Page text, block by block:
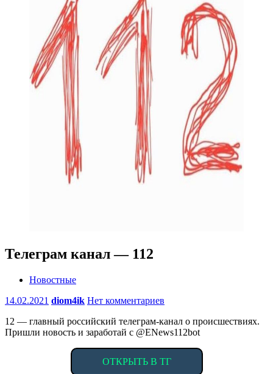
Телеграм канал — 112
Новостные
14.02.2021 diom4ik Нет комментариев
12 — главный российский телеграм-канал о происшествиях.
Пришли новость и заработай с @ENews112bot
ОТКРЫТЬ В ТГ